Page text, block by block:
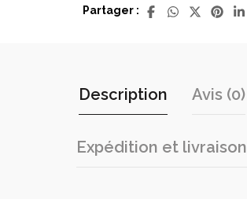
Marque
Partager :
Description Avis (0)
Expédition et livraison